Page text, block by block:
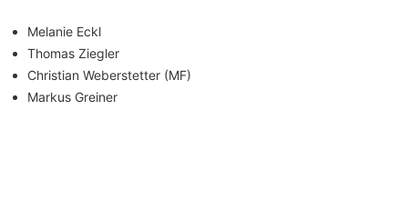
Melanie Eckl
Thomas Ziegler
Christian Weberstetter (MF)
Markus Greiner